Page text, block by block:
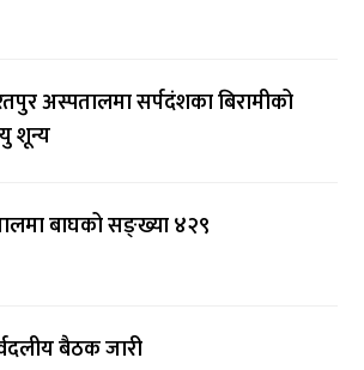
अस्पतालमा सर्पदंशका बिरामीको
शून्य
बाघको सङ्ख्या ४२९
बैठक जारी